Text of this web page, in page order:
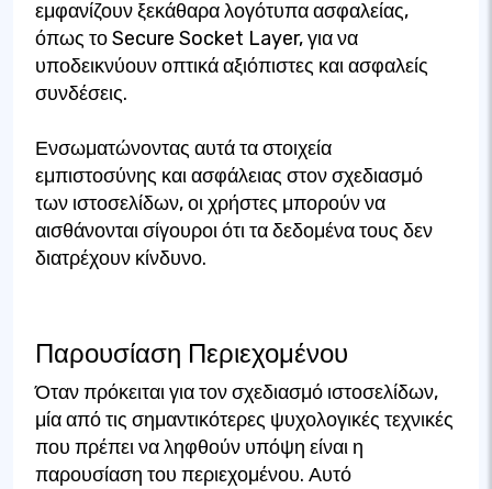
εμφανίζουν ξεκάθαρα λογότυπα ασφαλείας,
όπως το Secure Socket Layer, για να
υποδεικνύουν οπτικά αξιόπιστες και ασφαλείς
συνδέσεις.
Ενσωματώνοντας αυτά τα στοιχεία
εμπιστοσύνης και ασφάλειας στον σχεδιασμό
των ιστοσελίδων, οι χρήστες μπορούν να
αισθάνονται σίγουροι ότι τα δεδομένα τους δεν
διατρέχουν κίνδυνο.
Παρουσίαση Περιεχομένου
Όταν πρόκειται για τον σχεδιασμό ιστοσελίδων,
μία από τις σημαντικότερες ψυχολογικές τεχνικές
που πρέπει να ληφθούν υπόψη είναι η
παρουσίαση του περιεχομένου. Αυτό